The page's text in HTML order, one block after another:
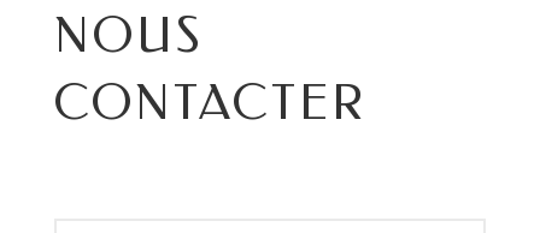
NOUS
CONTACTER